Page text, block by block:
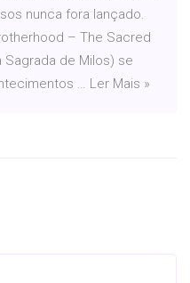
nunca fora lançado.
– The Sacred
Sagrada de Milos) se
… Ler Mais »